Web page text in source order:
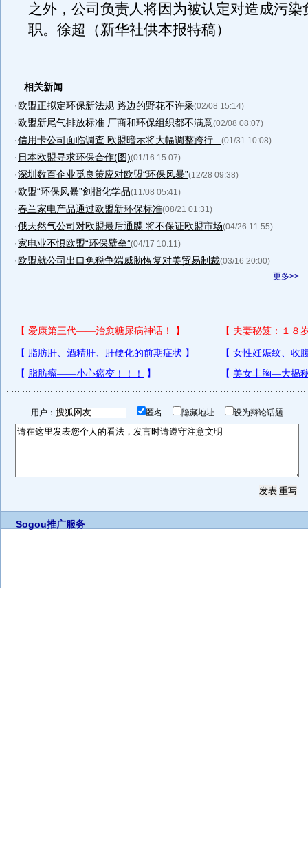
之外，公司负责人将因为被认定对造成污染
职。徐超（新华社供本报特稿）
相关新闻
·欧盟正拟定环保新法规 路边的野花不许采(02/08 15:14)
·欧盟新尾气排放标准 厂商和环保组织都不满意(02/08 08:07)
·信用卡公司面临调查 欧盟暗示将大幅调整跨行... (01/31 10:08)
· 日本欧盟寻求环保合作(图)(01/16 15:07)
·深圳数百企业觅良策应对欧盟“环保风暴”(12/28 09:38)
·欧盟“环保风暴”剑指化学品(11/08 05:41)
·春兰家电产品通过欧盟新环保标准(08/21 01:31)
·俄天然气公司对欧盟最后通牒 将不保证欧盟市场(04/26 11:55)
·家电业不惧欧盟“环保壁垒”(04/17 10:11)
·欧盟就公司出口免税争端威胁恢复对美贸易制裁(03/16 20:00)
更多>>
用户： 匿名 隐藏地址 设为辩论话题
Sogou推广服务